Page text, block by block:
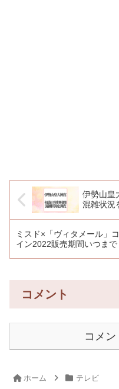
伊勢山皇
混雑状況
ミスド×「ヴィタメール」
イン2022販売期間いつまで
コメント
コメ
ホーム テレビ